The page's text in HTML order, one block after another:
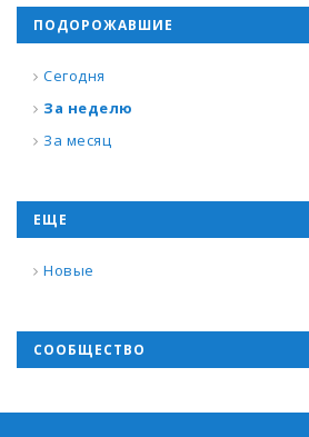
ПОДОРОЖАВШИЕ
Сегодня
За неделю
За месяц
ЕЩЕ
Новые
СООБЩЕСТВО